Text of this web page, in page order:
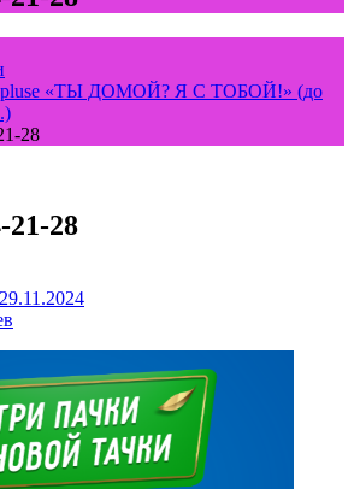
«ТЫ ДОМОЙ? Я С ТОБОЙ!» (до
28
21-28
29.11.2024